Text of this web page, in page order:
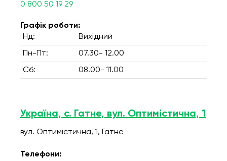
0 800 50 19 29
Графік роботи:
Нд:
Вихідний
Пн-Пт: 07.30- 12.00
Сб: 08.00- 11.00
Україна, с. Гатне, вул. Оптимістична, 1
вул. Оптимістична, 1, Гатне
Телефони: